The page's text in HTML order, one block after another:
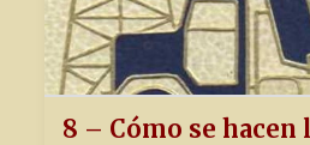
8 – Cómo se hacen